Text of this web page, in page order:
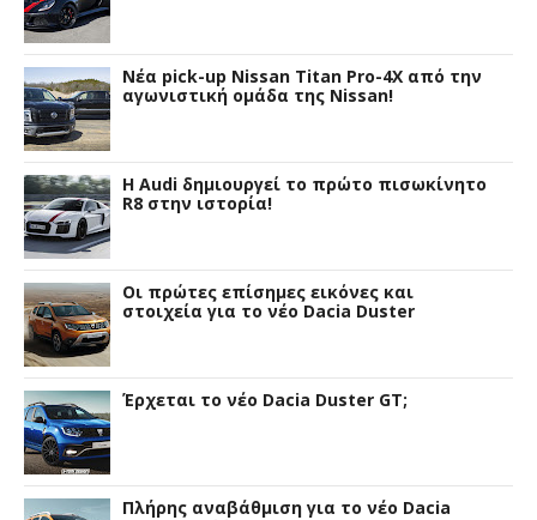
Νέα pick-up Nissan Titan Pro-4X από την
αγωνιστική ομάδα της Nissan!
Η Audi δημιουργεί το πρώτο πισωκίνητο
R8 στην ιστορία!
Οι πρώτες επίσημες εικόνες και
στοιχεία για το νέο Dacia Duster
Έρχεται το νέο Dacia Duster GT;
Πλήρης αναβάθμιση για το νέο Dacia